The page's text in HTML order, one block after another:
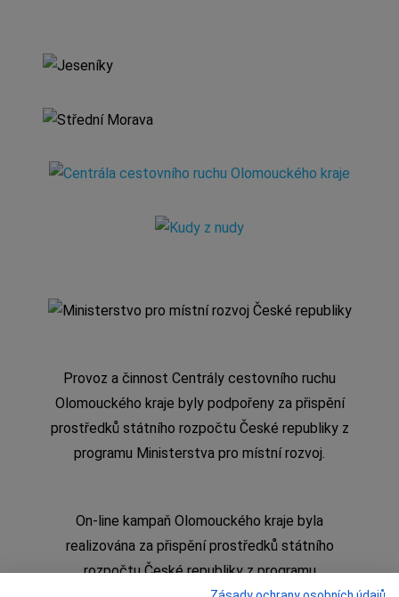
Provoz a činnost Centrály cestovního ruchu
Olomouckého kraje byly podpořeny za přispění
prostředků státního rozpočtu České republiky z
programu Ministerstva pro místní rozvoj.
On-line kampaň Olomouckého kraje byla
realizována za přispění prostředků státního
rozpočtu České republiky z programu